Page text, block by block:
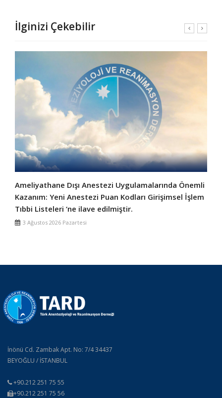
İlginizi Çekebilir
Ameliyathane Dışı Anestezi Uygulamalarında Önemli
Kazanım: Yeni Anestezi Puan Kodları Girişimsel İşlem
Tıbbi Listeleri ‘ne ilave edilmiştir.
3 Ağustos 2026 Pazartesi
İnönü Cd. Zambak Apt. No: 7/4 34437
BEYOĞLU / İSTANBUL
+90.212 251 75 55
+90.212 251 75 56